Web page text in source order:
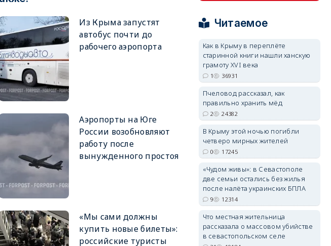
Из Крыма запустят
автобус почти до
рабочего аэропорта
Аэропорты на Юге
России возобновляют
работу после
вынужденного простоя
«Мы сами должны
купить новые билеты»:
российские туристы
Читаемое
Как в Крыму в переплёте
старинной книги нашли ханскую
грамоту XVI века
1 36931
Пчеловод рассказал, как
правильно хранить мёд
2 24382
В Крыму этой ночью погибли
четверо мирных жителей
0 17245
«Чудом живы»: в Севастополе
две семьи остались без жилья
после налёта украинских БПЛА
9 12314
Что местная жительница
рассказала о массовом убийстве
в севастопольском селе